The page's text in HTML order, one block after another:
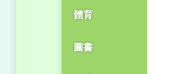
體育
圖書